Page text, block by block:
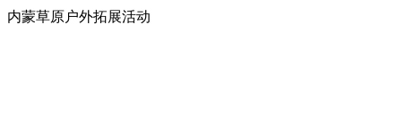
内蒙草原户外拓展活动